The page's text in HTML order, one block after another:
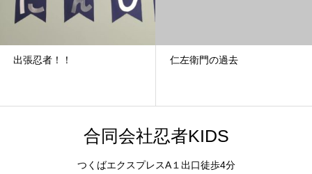
出張忍者！！ 仁左衛門の過去
合同会社忍者KIDS
つくばエクスプレスA１出口徒歩4分